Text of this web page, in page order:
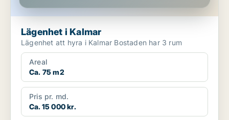
Lägenhet i Kalmar
Lägenhet att hyra i Kalmar Bostaden har 3 rum
Areal
Ca. 75 m2
Pris pr. md.
Ca. 15 000 kr.